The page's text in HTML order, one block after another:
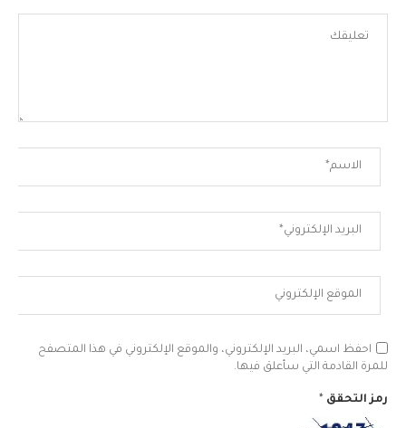
احفظ اسمي، البريد الإلكتروني، والموقع الإلكتروني في هذا المتصفح
للمرة القادمة التي سأعلق فيها.
رمز التحقق *